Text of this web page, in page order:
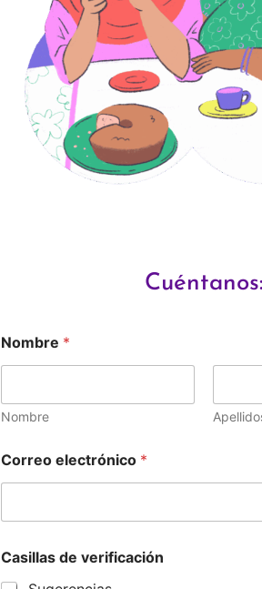
Cuéntanos:
Nombre *
Nombre
Correo electrónico *
Casillas de verificación